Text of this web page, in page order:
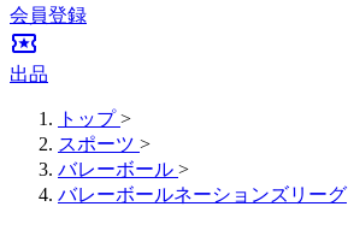
会員登録
local_activity
出品
トップ >
スポーツ >
バレーボール >
バレーボールネーションズリーグ